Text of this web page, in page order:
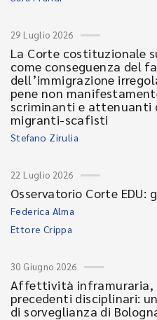
29 Luglio 2026
La Corte costituzionale
come conseguenza del
dell’immigrazione
pene non
scriminanti e attenuanti
migranti-scafisti
Stefano Zirulia
22 Luglio 2026
Osservatorio Corte EDU:
Federica Alma
Ettore Crippa
30 Giugno 2026
Affettività inframuraria,
precedenti disciplinari:
di sorveglianza di